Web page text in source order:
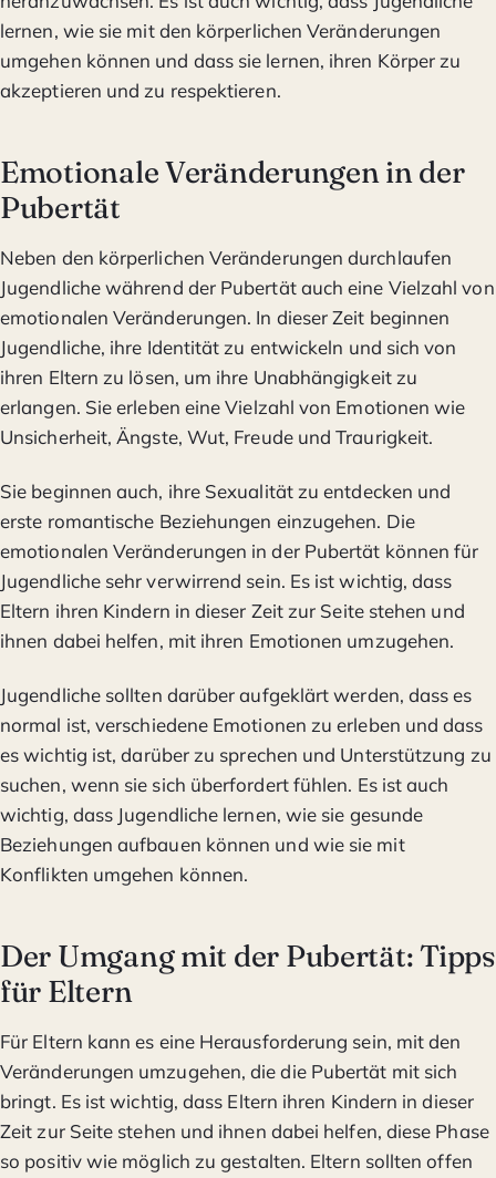
lernen, wie sie mit den körperlichen Veränderungen
umgehen können und dass sie lernen, ihren Körper zu
akzeptieren und zu respektieren.
Emotionale Veränderungen in der
Pubertät
Neben den körperlichen Veränderungen durchlaufen
Jugendliche während der Pubertät auch eine Vielzahl von
emotionalen Veränderungen. In dieser Zeit beginnen
Jugendliche, ihre Identität zu entwickeln und sich von
ihren Eltern zu lösen, um ihre Unabhängigkeit zu
erlangen. Sie erleben eine Vielzahl von Emotionen wie
Unsicherheit, Ängste, Wut, Freude und Traurigkeit.
Sie beginnen auch, ihre Sexualität zu entdecken und
erste romantische Beziehungen einzugehen. Die
emotionalen Veränderungen in der Pubertät können für
Jugendliche sehr verwirrend sein. Es ist wichtig, dass
Eltern ihren Kindern in dieser Zeit zur Seite stehen und
ihnen dabei helfen, mit ihren Emotionen umzugehen.
Jugendliche sollten darüber aufgeklärt werden, dass es
normal ist, verschiedene Emotionen zu erleben und dass
es wichtig ist, darüber zu sprechen und Unterstützung zu
suchen, wenn sie sich überfordert fühlen. Es ist auch
wichtig, dass Jugendliche lernen, wie sie gesunde
Beziehungen aufbauen können und wie sie mit
Konflikten umgehen können.
Der Umgang mit der Pubertät: Tipps
für Eltern
Für Eltern kann es eine Herausforderung sein, mit den
Veränderungen umzugehen, die die Pubertät mit sich
bringt. Es ist wichtig, dass Eltern ihren Kindern in dieser
Zeit zur Seite stehen und ihnen dabei helfen, diese Phase
so positiv wie möglich zu gestalten. Eltern sollten offen